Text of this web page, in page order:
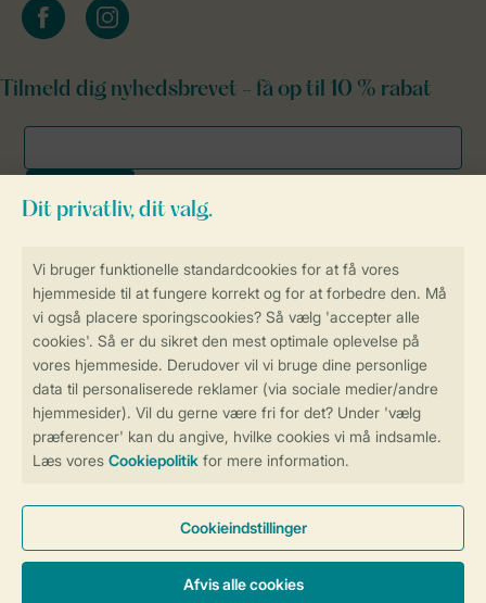
Få en personligt tilpasset oplevelse
på Landal.dk
Sikker og hurtig online booking
Sikker datahåndtering
facebookinstagram
Tilmeld dig nyhedsbrevet - få op til 10 % rabat